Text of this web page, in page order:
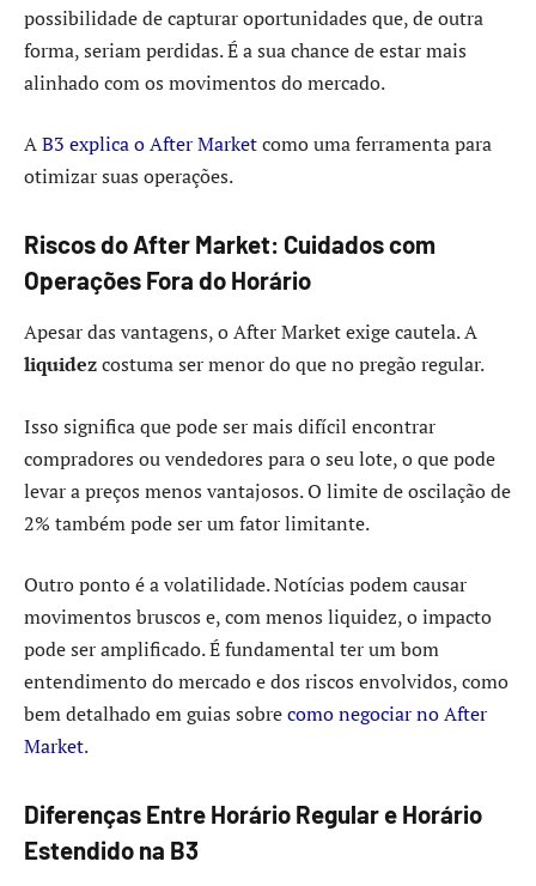
possibilidade de capturar oportunidades que, de outra
forma, seriam perdidas. É a sua chance de estar mais
alinhado com os movimentos do mercado.
AB3 explica o After Marketcomo uma ferramenta para
otimizar suas operações.
Riscos do After Market: Cuidados com
Operações Fora do Horário
Apesar das vantagens, o After Market exige cautela. A
liquidezcostuma ser menor do que no pregão regular.
Isso significa que pode ser mais difícil encontrar
compradores ou vendedores para o seu lote, o que pode
levar a preços menos vantajosos. O limite de oscilação de
2% também pode ser um fator limitante.
Outro ponto é a volatilidade. Notícias podem causar
movimentos bruscos e, com menos liquidez, o impacto
pode ser amplificado. É fundamental ter um bom
entendimento do mercado e dos riscos envolvidos, como
bem detalhado em guias sobrecomo negociar no After
Market.
Diferenças Entre Horário Regular e Horário
Estendido na B3